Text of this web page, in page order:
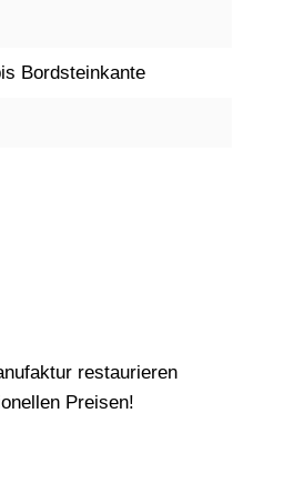
Bordsteinkante
restaurieren
Preisen!